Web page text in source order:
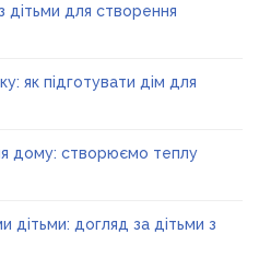
дітьми для створення
як підготувати дім для
дому: створюємо теплу
дітьми: догляд за дітьми з